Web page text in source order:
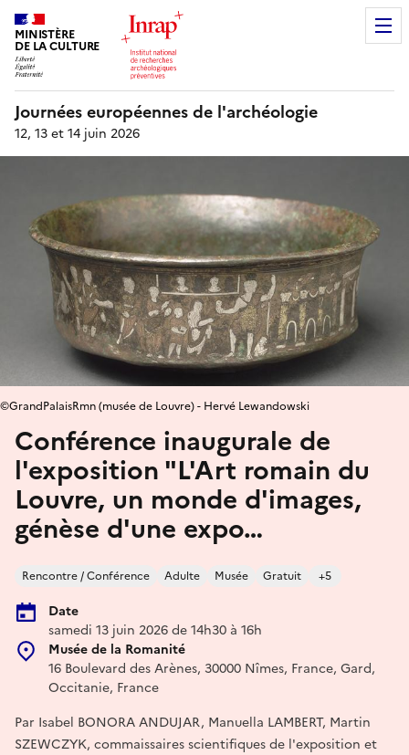
MINISTÈRE
DE LA CULTURE
Journées européennes de l'archéologie
12, 13 et 14 juin 2026
Conférence inaugurale de
l'exposition "L'Art romain du
Louvre, un monde d'images,
génèse d'une expo…
Rencontre / Conférence Adulte Musée Gratuit +5
Date
samedi 13 juin 2026 de 14h30 à 16h
Musée de la Romanité
16 Boulevard des Arènes, 30000 Nîmes, France, Gard,
Occitanie, France
©GrandPalaisRmn (musée de Louvre) - Hervé Lewandowski
Par Isabel BONORA ANDUJAR, Manuella LAMBERT, Martin
SZEWCZYK, commaissaires scientifiques de l'exposition et